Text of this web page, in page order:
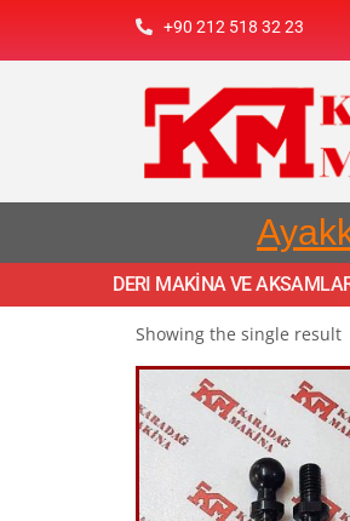
+90 212 518 32 23
DERI MAKİNA VE
Showing the single result